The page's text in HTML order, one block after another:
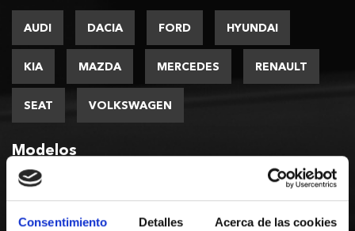
Consentimiento Detalles Acerca de las cookies
AUDI DACIA FORD HYUNDAI
KIA MAZDA MERCEDES RENAULT
SEAT VOLKSWAGEN
Modelos
Encuentra tu vehículo entre nuestros modelos